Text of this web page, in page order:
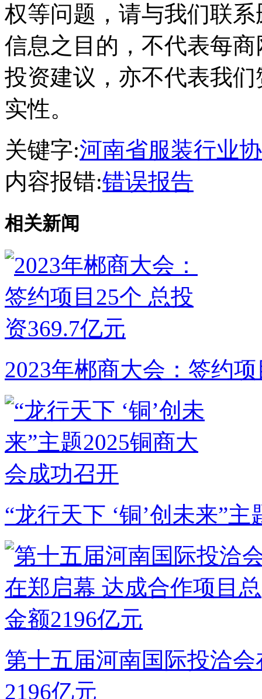
权等问题，请与我们联
信息之目的，不代表每
投资建议，亦不代表我
实性。
关键字:河南省服装行业
内容报错:错误报告
相关新闻
2023年郴商大会：签约
“龙行天下 ‘铜’创未来”
第十五届河南国际投洽
2196亿元